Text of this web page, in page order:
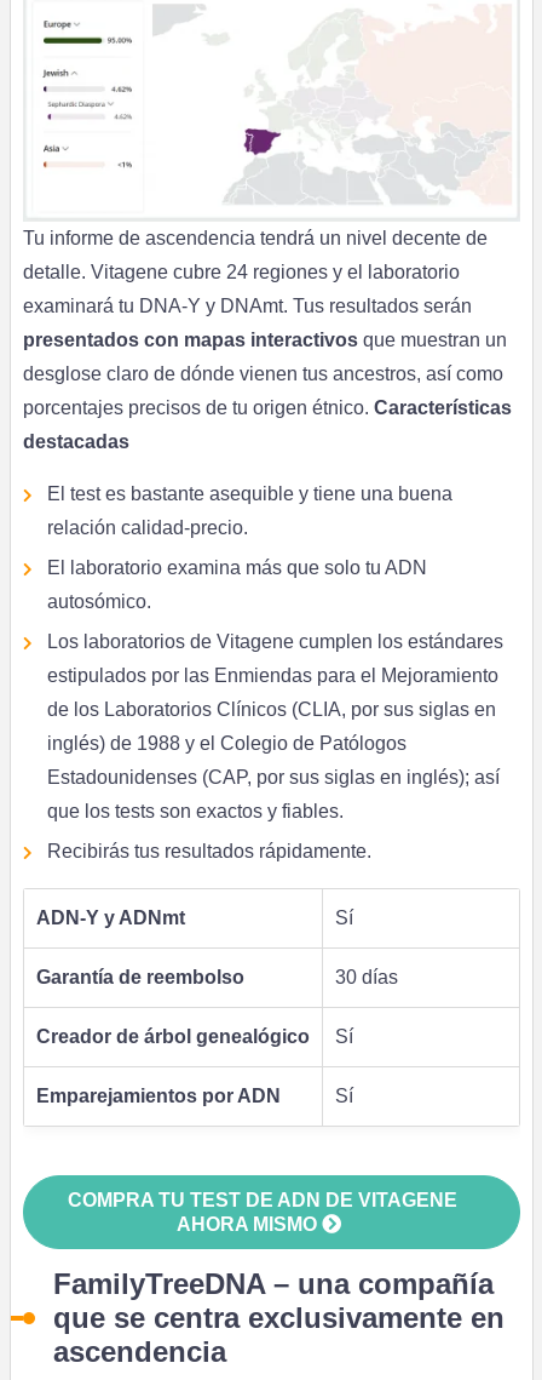
Tu informe de ascendencia tendrá un nivel decente de
detalle. Vitagene cubre 24 regiones y el laboratorio
examinará tu DNA-Y y DNAmt. Tus resultados serán
presentados con mapas interactivosque muestran un
desglose claro de dónde vienen tus ancestros, así como
porcentajes precisos de tu origen étnico. Características
destacadas
El test es bastante asequible y tiene una buena
relación calidad-precio.
El laboratorio examina más que solo tu ADN
autosómico.
Los laboratorios de Vitagene cumplen los estándares
estipulados por las Enmiendas para el Mejoramiento
de los Laboratorios Clínicos (CLIA, por sus siglas en
inglés) de 1988 y el Colegio de Patólogos
Estadounidenses (CAP, por sus siglas en inglés); así
que los tests son exactos y fiables.
Recibirás tus resultados rápidamente.
ADN-Y y ADNmt Sí
Garantía de reembolso 30 días
Creador de árbol genealógico Sí
Emparejamientos por ADN Sí
COMPRA TU TEST DE ADN DE VITAGENE
AHORA MISMO
FamilyTreeDNA – una compañía
que se centra exclusivamente en
ascendencia